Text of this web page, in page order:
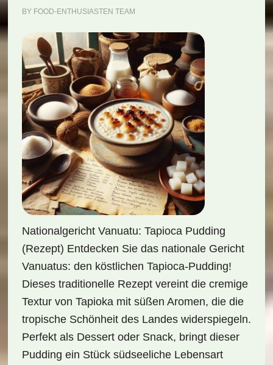
BY FOOD-ENTHUSIASTEN TEAM
Nationalgericht Vanuatu: Tapioca Pudding
(Rezept) Entdecken Sie das nationale Gericht
Vanuatus: den köstlichen Tapioca-Pudding!
Dieses traditionelle Rezept vereint die cremige
Textur von Tapioka mit süßen Aromen, die die
tropische Schönheit des Landes widerspiegeln.
Perfekt als Dessert oder Snack, bringt dieser
Pudding ein Stück südseeliche Lebensart